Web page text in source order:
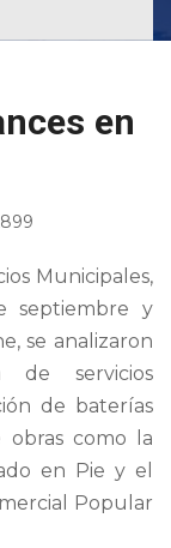
en
Municipales,
septiembre y
se analizaron
de servicios
de baterías
obras como la
en Pie y el
Popular